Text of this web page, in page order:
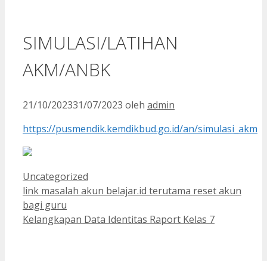
SIMULASI/LATIHAN
AKM/ANBK
21/10/202331/07/2023 oleh admin
https://pusmendik.kemdikbud.go.id/an/simulasi_akm
Kategori
Uncategorized
link masalah akun belajar.id terutama reset akun
bagi guru
Kelangkapan Data Identitas Raport Kelas 7